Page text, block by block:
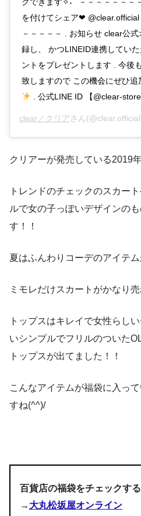
を付けてシェア❤︎
－－－－－ . お知らせ clear公
録し、 かつLINEID連携してい
ントをプレゼントします . 今後
致しますので この機会にぜひ
. 公式LINE ID 【@clear-
clear／クリアさん
クリアーが発売している2019
トレンドのチェックのスカー
ルで女の子っぽいデザインの
す！！
夏はふんわりコーデのアイテ
ミモレだけスカートがかなり売
トップスはキレイで女性らし
いシンプルでフリルのついた
トップスが出てました！！
こんなアイテムが福袋に入っ
すね(^^)/
百貨店の福袋をチェックす
→ 大丸松坂屋オンライン